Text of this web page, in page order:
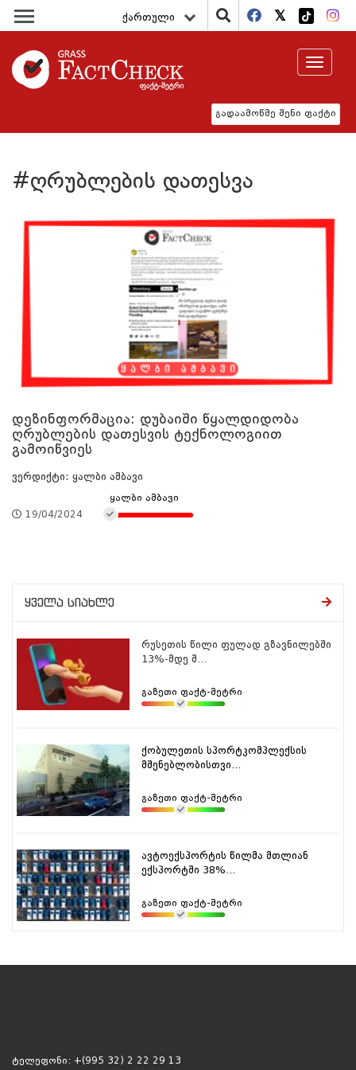
ქართული
გადაამოწმე შენი ფაქტი
Toggle
#ღრუბლების დათესვა
დეზინფორმაცია: დუბაიში წყალდიდობა
ღრუბლების დათესვის ტექნოლოგიით
გამოიწვიეს
ვერდიქტი: ყალბი ამბავი
19/04/2024
ყალბი ამბავი
ყველა სიახლე
რუსეთის წილი ფულად გზავნილებში
13%-მდე შ...
გაზეთი ფაქტ-მეტრი
ქობულეთის სპორტკომპლექსის
მშენებლობისთვი...
გაზეთი ფაქტ-მეტრი
ავტოექსპორტის წილმა მთლიან
ექსპორტში 38%...
გაზეთი ფაქტ-მეტრი
ტელეფონი: +(995 32) 2 22 29 13